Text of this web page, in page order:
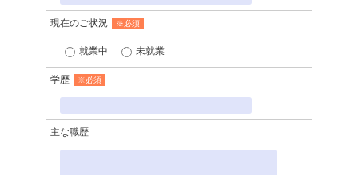
現在のご状況 ※必須
就業中 未就業
学歴 ※必須
主な職歴